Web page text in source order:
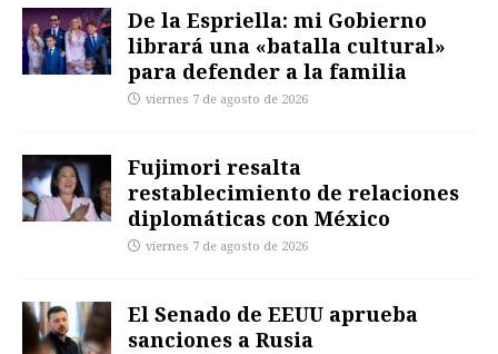
De la Espriella: mi Gobierno
librará una «batalla cultural»
para defender a la familia
viernes 7 de agosto de 2026
Fujimori resalta
restablecimiento de relaciones
diplomáticas con México
viernes 7 de agosto de 2026
El Senado de EEUU aprueba
sanciones a Rusia